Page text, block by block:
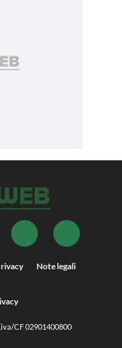
Note legali
CF 02901400800